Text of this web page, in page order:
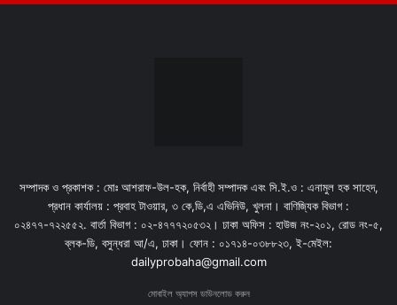
সম্পাদক ও প্রকাশক : মোঃ আশরাফ-উল-হক, নির্বাহী সম্পাদক এবং সি.ই.ও : এনামুল হক সাহেদ,
প্রধান কার্যালয় : প্রবাহ টাওয়ার, ৩ কে,ডি,এ এভিনিউ, খুলনা। বাণিজ্যিক বিভাগ :
০২৪৭৭-৭২২৫৫২. বার্তা বিভাগ : ০২-৪৭৭৭২০৫৩২। ঢাকা অফিস : হাউজ নং-২০১, রোড নং-৫,
ব্লক-ডি, বসুন্ধরা আ/এ, ঢাকা। ফোন : ০১৭১৪-০৩৮৮২৩, ই-মেইল:
dailyprobaha@gmail.com
মোবাইল অ্যাপস ডাউনলোড করুন